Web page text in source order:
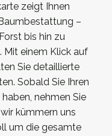
zeigt Ihnen
–
bis hin zu
Mit einem Klick auf
Sie detaillierte
Sobald Sie Ihren
nehmen Sie
kümmern uns
um die gesamte